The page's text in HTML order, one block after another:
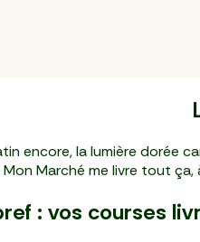
encore, la lumière dorée
Mon Marché me livre tout
: vos courses